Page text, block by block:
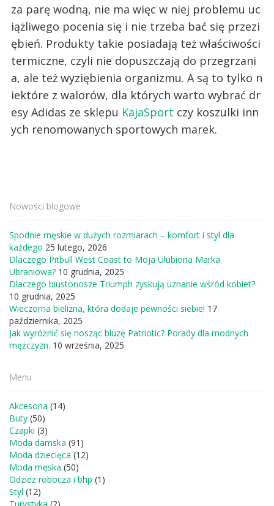
za parę wodną, nie ma więc w niej problemu uc
iążliwego pocenia się i nie trzeba bać się przezi
ębień. Produkty takie posiadają też właściwości
termiczne, czyli nie dopuszczają do przegrzani
a, ale też wyziębienia organizmu. A są to tylko n
iektóre z walorów, dla których warto wybrać dr
esy Adidas ze sklepu KajaSport czy koszulki inn
ych renomowanych sportowych marek.
Nowości blogowe
Spodnie męskie w dużych rozmiarach – komfort i styl dla
każdego 25 lutego, 2026
Dlaczego Pitbull West Coast to Moja Ulubiona Marka
Ubraniowa? 10 grudnia, 2025
Dlaczego biustonosze Triumph zyskują uznanie wśród kobiet?
10 grudnia, 2025
Wieczorna bielizna, która dodaje pewności siebie! 17
października, 2025
Jak wyróżnić się nosząc bluzę Patriotic? Porady dla modnych
mężczyzn. 10 września, 2025
Menu
Akcesoria (14)
Buty (50)
Czapki (3)
Moda damska (91)
Moda dziecięca (12)
Moda męska (50)
Odzież robocza i bhp (1)
Styl (12)